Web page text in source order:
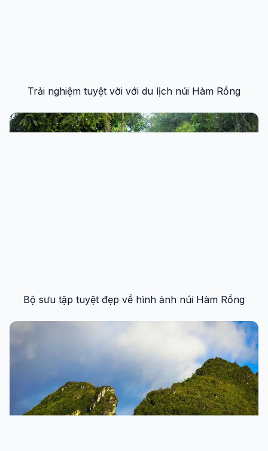
Trải nghiệm tuyệt vời với du lịch núi Hàm Rồng
Bộ sưu tập tuyệt đẹp về hình ảnh núi Hàm Rồng